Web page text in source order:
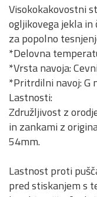
Visokokakovostni
ogljikovega jekla
za popolno
*Delovna
*Vrsta navoja:
*Pritrdilni navoj: G
Lastnosti:
Združljivost z
in zankami z
54mm.
Lastnost proti
pred stiskanjem s